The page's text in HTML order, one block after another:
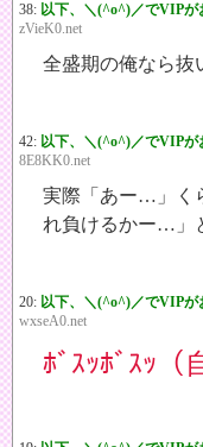
38: 以下、＼(^o^)／でVIPが
zVieK0.net
全盛期の俺なら抜
42: 以下、＼(^o^)／でVIPが
8E8KK0.net
実際「あー…」く
れ負けるかー…」
20: 以下、＼(^o^)／でVIPが
wxseA0.net
ﾎﾞｽｯﾎﾞｽｯ（